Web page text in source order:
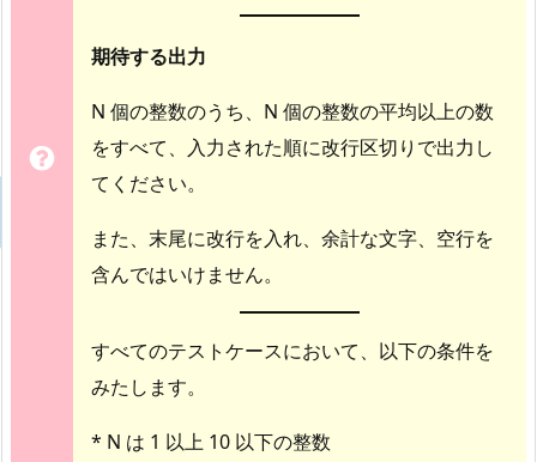
期待する出力
N 個の整数のうち、N 個の整数の平均以上の数
をすべて、入力された順に改行区切りで出力し
てください。
また、末尾に改行を入れ、余計な文字、空行を
含んではいけません。
すべてのテストケースにおいて、以下の条件を
みたします。
* N は 1 以上 10 以下の整数